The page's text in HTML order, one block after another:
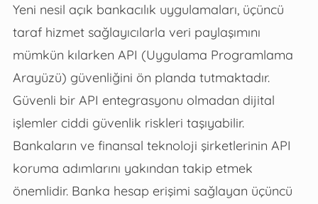
Yeni nesil açık bankacılık uygulamaları, üçüncü
taraf hizmet sağlayıcılarla veri paylaşımını
mümkün kılarken API (Uygulama Programlama
Arayüzü) güvenliğini ön planda tutmaktadır.
Güvenli bir API entegrasyonu olmadan dijital
işlemler ciddi güvenlik riskleri taşıyabilir.
Bankaların ve finansal teknoloji şirketlerinin API
koruma adımlarını yakından takip etmek
önemlidir. Banka hesap erişimi sağlayan üçüncü